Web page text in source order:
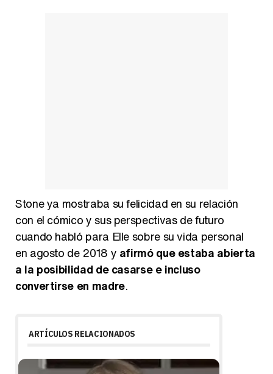
Stone ya mostraba su felicidad en su relación
con el cómico y sus perspectivas de futuro
cuando habló para Elle sobre su vida personal
en agosto de 2018 y afirmó que estaba abierta
a la posibilidad de casarse e incluso
convertirse en madre.
ARTÍCULOS RELACIONADOS